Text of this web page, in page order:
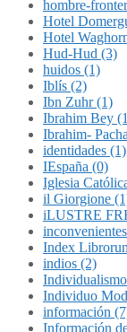
hombre-
Hotel
Hotel
Hud-Hud (3)
huidos (1)
Iblís (2)
Ibn Zuhr (1)
Ibrahim Bey
Ibrahim-
identidades (1)
IEspaña (0)
Iglesia
il Giorgione
iLUSTRE
Index
indios (2)
Individuo
información
Información